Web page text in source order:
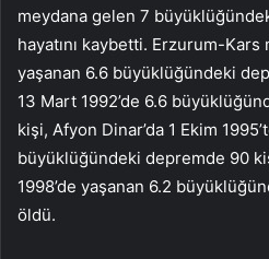
meydana gelen 7
hayatını kaybetti. Erzurum-
yaşanan 6.6 büyüklüğündeki
13 Mart 1992’de 6.6
kişi, Afyon Dinar’da 1 Ekim
büyüklüğündeki depremde 90
1998’de yaşanan 6.2
öldü.